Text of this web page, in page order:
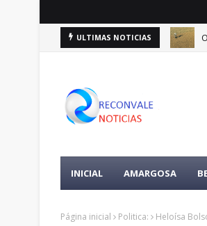
ULTIMAS NOTICIAS
INICIAL AMARGOSA
Página inicial Politica: Heloísa